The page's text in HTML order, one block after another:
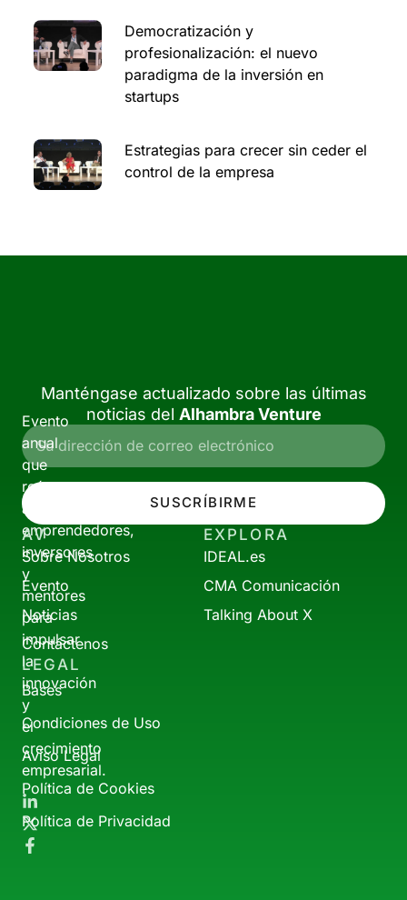
Democratización y
profesionalización: el nuevo
paradigma de la inversión en
startups
Estrategias para crecer sin ceder el
control de la empresa
Evento
anual
que
reúne
a
emprendedores,
inversores
y
mentores
para
impulsar
la
innovación
y
el
crecimiento
empresarial.
Manténgase actualizado sobre las últimas
noticias del Alhambra Venture
SUSCRÍBIRME
AV
Sobre Nosotros
Evento
Noticias
Contáctenos
EXPLORA
IDEAL.es
CMA Comunicación
Talking About X
LEGAL
Bases
Condiciones de Uso
Aviso Legal
Política de Cookies
Política de Privacidad